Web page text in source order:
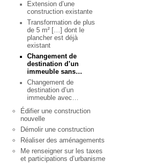
Extension d’une
construction existante
Transformation de plus
de 5 m² […] dont le
plancher est déjà
existant
Changement de
destination d’un
immeuble sans…
Changement de
destination d’un
immeuble avec…
Édifier une construction
nouvelle
Démolir une construction
Réaliser des aménagements
Me renseigner sur les taxes
et participations d’urbanisme